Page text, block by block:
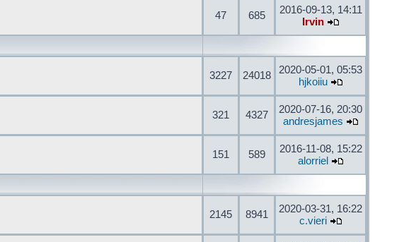
47 685
2016-09-13, 14:11
Irvin
3227 24018
2020-05-01, 05:53
hjkoiiu
321 4327
2020-07-16, 20:30
andresjames
151 589
2016-11-08, 15:22
alorriel
2145 8941
2020-03-31, 16:22
c.vieri